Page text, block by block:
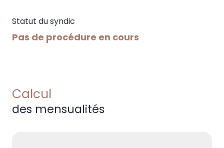
Statut du syndic
Pas de procédure en cours
Calcul
des mensualités